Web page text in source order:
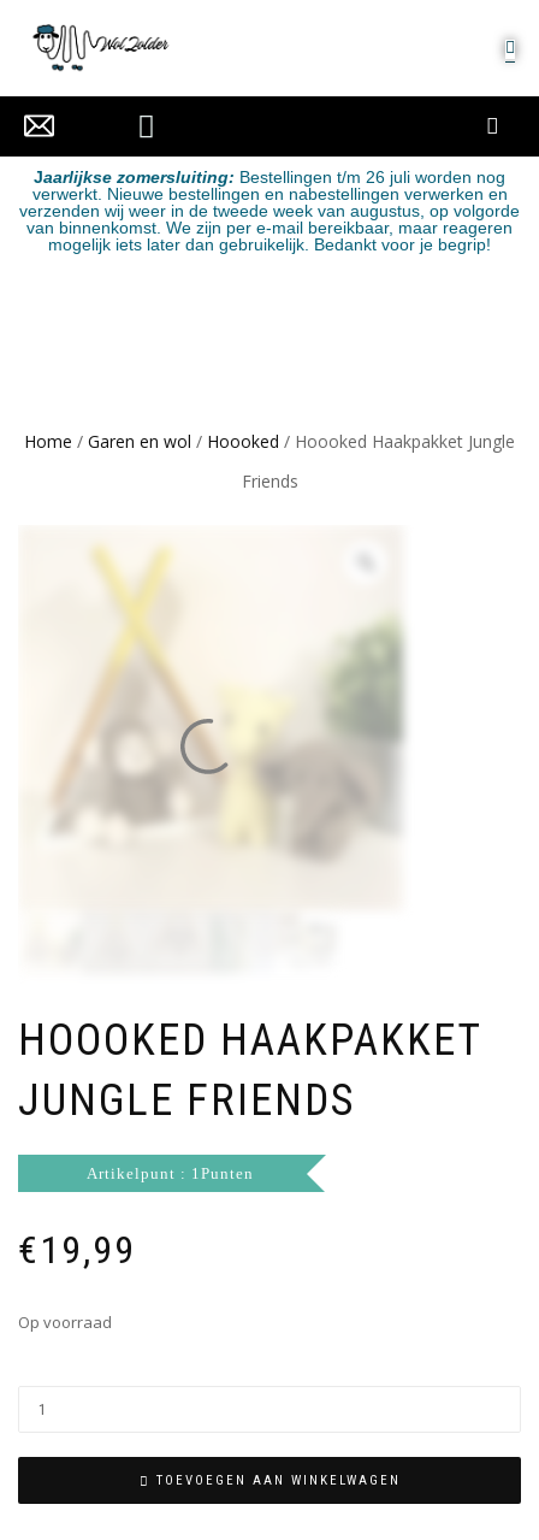
Jaarlijkse zomersluiting: Bestellingen t/m 26 juli worden nog
verwerkt. Nieuwe bestellingen en nabestellingen verwerken en
verzenden wij weer in de tweede week van augustus, op volgorde
van binnenkomst. We zijn per e-mail bereikbaar, maar reageren
mogelijk iets later dan gebruikelijk. Bedankt voor je begrip!
Home / Garen en wol / Hoooked / Hoooked Haakpakket Jungle
Friends
HOOOKED HAAKPAKKET
JUNGLE FRIENDS
Artikelpunt : 1Punten
€19,99
Op voorraad
TOEVOEGEN AAN WINKELWAGEN